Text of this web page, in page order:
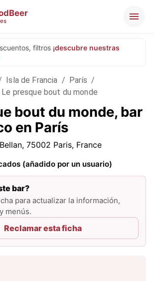
filtros ¡descubre nuestras
Isla de Francia / París /
Le presque bout du monde
bout du monde, bar
en París
75002 Paris, France
(añadido por un usuario)
bar?
para actualizar la información,
menús.
Reclamar esta ficha